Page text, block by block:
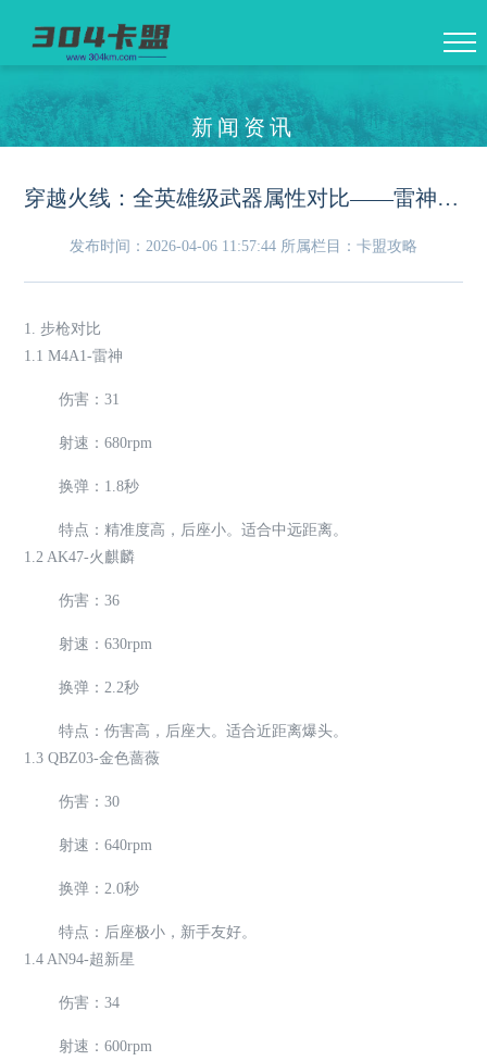
新闻资讯
穿越火线：全英雄级武器属性对比——雷神、火麒麟、天龙谁更强
发布时间：2026-04-06 11:57:44 所属栏目：卡盟攻略
1. 步枪对比
1.1 M4A1-雷神
伤害：31
射速：680rpm
换弹：1.8秒
特点：精准度高，后座小。适合中远距离。
1.2 AK47-火麒麟
伤害：36
射速：630rpm
换弹：2.2秒
特点：伤害高，后座大。适合近距离爆头。
1.3 QBZ03-金色蔷薇
伤害：30
射速：640rpm
换弹：2.0秒
特点：后座极小，新手友好。
1.4 AN94-超新星
伤害：34
射速：600rpm